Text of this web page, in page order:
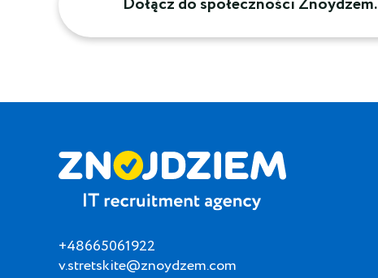
+48665061922
v.stretskite@znoydzem.com